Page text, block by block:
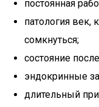
постоянная
патология век,
сомкнуться;
состояние
эндокринные
длительный